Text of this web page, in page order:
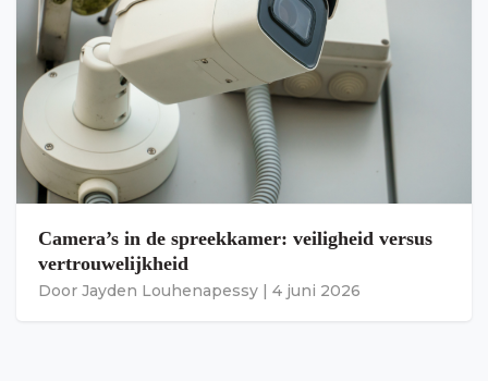
Camera’s in de spreekkamer: veiligheid versus
vertrouwelijkheid
Door Jayden Louhenapessy | 4 juni 2026